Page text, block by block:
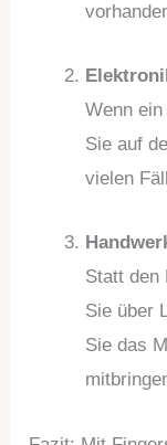
Wenn
Sie auf
vielen
Statt den
Sie über
Sie das